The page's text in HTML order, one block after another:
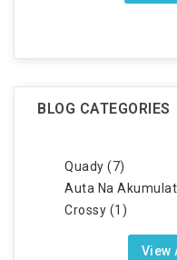
BLOG CATEGORIES
Quady (7)
Auta Na
Crossy (1)
View